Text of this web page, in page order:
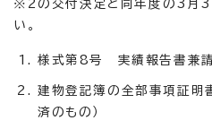
※2の交付決定と同年度の3月
い。
様式第8号 実績報告書兼
建物登記簿の全部事項証明
済のもの）